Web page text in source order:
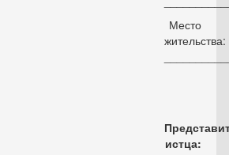
Место
жительства:
истца: